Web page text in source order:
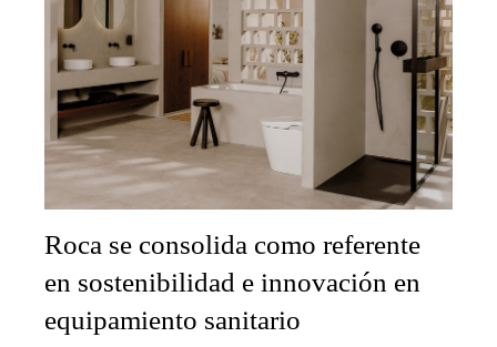
Roca se consolida como referente
en sostenibilidad e innovación en
equipamiento sanitario